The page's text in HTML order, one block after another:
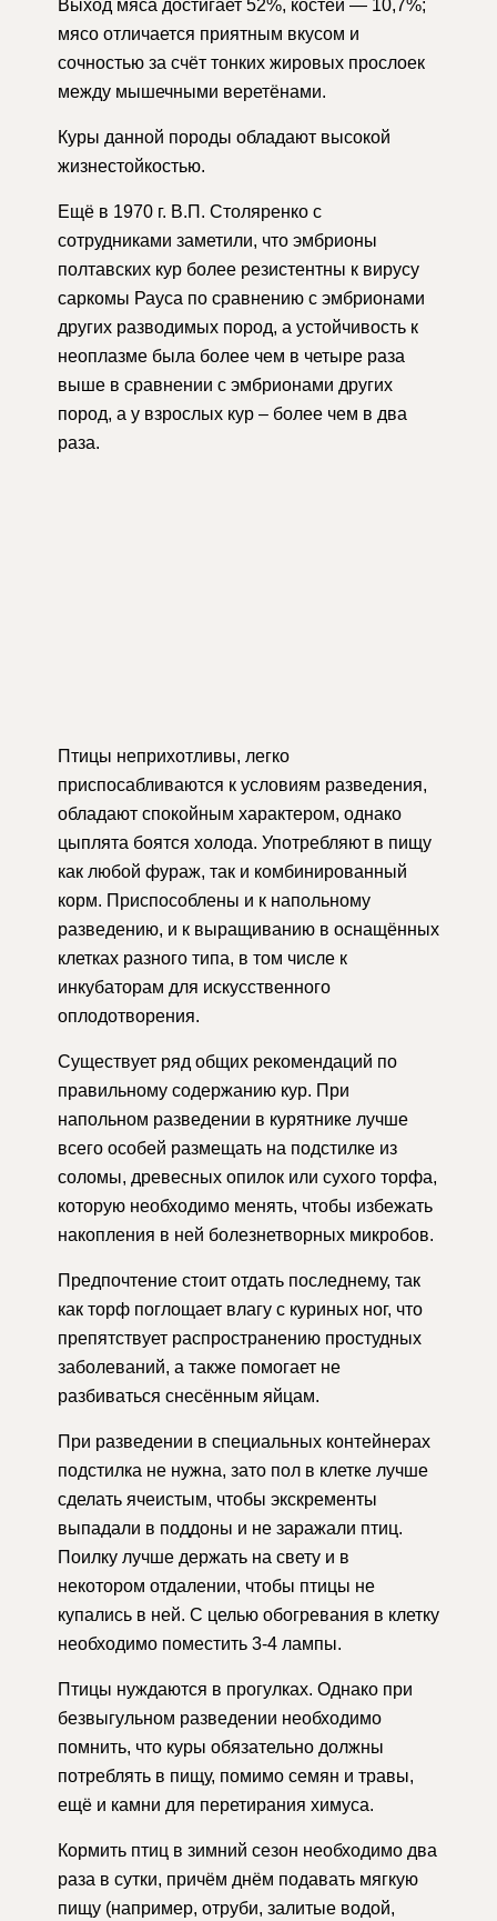
Выход мяса достигает 52%, костей — 10,7%;
мясо отличается приятным вкусом и
сочностью за счёт тонких жировых прослоек
между мышечными веретёнами.
Куры данной породы обладают высокой
жизнестойкостью.
Ещё в 1970 г. В.П. Столяренко с
сотрудниками заметили, что эмбрионы
полтавских кур более резистентны к вирусу
саркомы Рауса по сравнению с эмбрионами
других разводимых пород, а устойчивость к
неоплазме была более чем в четыре раза
выше в сравнении с эмбрионами других
пород, а у взрослых кур – более чем в два
раза.
Птицы неприхотливы, легко
приспосабливаются к условиям разведения,
обладают спокойным характером, однако
цыплята боятся холода. Употребляют в пищу
как любой фураж, так и комбинированный
корм. Приспособлены и к напольному
разведению, и к выращиванию в оснащённых
клетках разного типа, в том числе к
инкубаторам для искусственного
оплодотворения.
Существует ряд общих рекомендаций по
правильному содержанию кур. При
напольном разведении в курятнике лучше
всего особей размещать на подстилке из
соломы, древесных опилок или сухого торфа,
которую необходимо менять, чтобы избежать
накопления в ней болезнетворных микробов.
Предпочтение стоит отдать последнему, так
как торф поглощает влагу с куриных ног, что
препятствует распространению простудных
заболеваний, а также помогает не
разбиваться снесённым яйцам.
При разведении в специальных контейнерах
подстилка не нужна, зато пол в клетке лучше
сделать ячеистым, чтобы экскременты
выпадали в поддоны и не заражали птиц.
Поилку лучше держать на свету и в
некотором отдалении, чтобы птицы не
купались в ней. С целью обогревания в клетку
необходимо поместить 3-4 лампы.
Птицы нуждаются в прогулках. Однако при
безвыгульном разведении необходимо
помнить, что куры обязательно должны
потреблять в пищу, помимо семян и травы,
ещё и камни для перетирания химуса.
Кормить птиц в зимний сезон необходимо два
раза в сутки, причём днём подавать мягкую
пищу (например, отруби, залитые водой,